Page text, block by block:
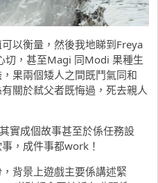
以衡量，然後我地睇到Freya
切，甚至Magi 同Modi 果種生
果兩個矮人之間既鬥氣同和
關於弒父者既悔過，死去親人
實成個故事甚至於係任務設
，成件事都work！
背景上遊戲主要係講述緊